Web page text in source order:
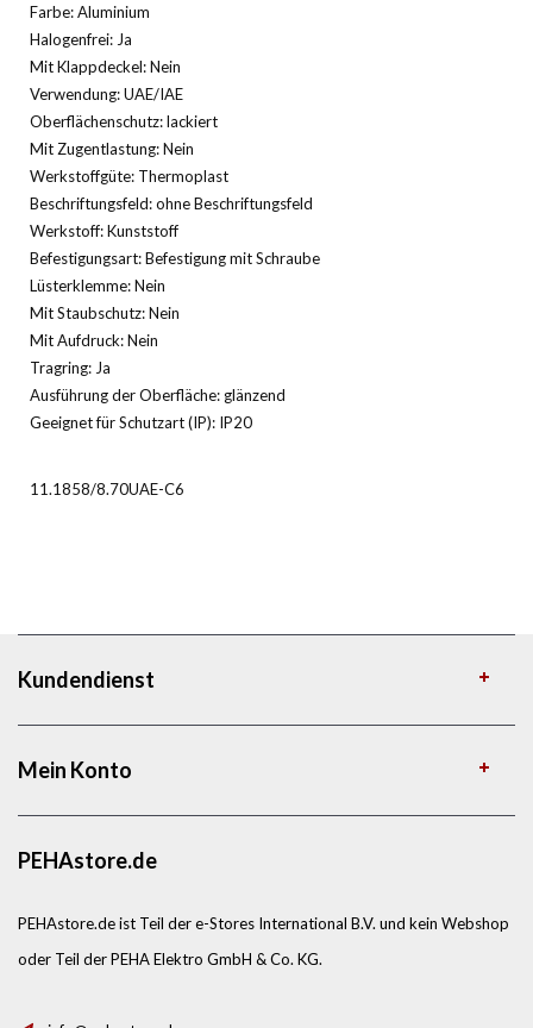
Farbe: Aluminium
Halogenfrei: Ja
Mit Klappdeckel: Nein
Verwendung: UAE/IAE
Oberflächenschutz: lackiert
Mit Zugentlastung: Nein
Werkstoffgüte: Thermoplast
Beschriftungsfeld: ohne Beschriftungsfeld
Werkstoff: Kunststoff
Befestigungsart: Befestigung mit Schraube
Lüsterklemme: Nein
Mit Staubschutz: Nein
Mit Aufdruck: Nein
Tragring: Ja
Ausführung der Oberfläche: glänzend
Geeignet für Schutzart (IP): IP20
11.1858/8.70UAE-C6
Kundendienst
Mein Konto
PEHAstore.de
PEHAstore.de ist Teil der e-Stores International B.V. und kein Webshop
oder Teil der PEHA Elektro GmbH & Co. KG.